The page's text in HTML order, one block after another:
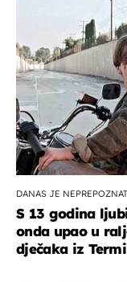
DANAS JE
S 13 godina
onda upao u
dječaka iz